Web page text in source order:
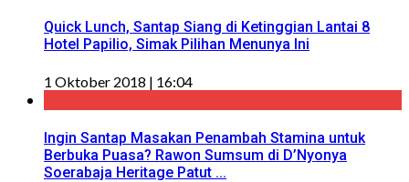
Quick Lunch, Santap Siang di Ketinggian Lantai 8
Hotel Papilio, Simak Pilihan Menunya Ini
1 Oktober 2018 | 16:04
Ingin Santap Masakan Penambah Stamina untuk
Berbuka Puasa? Rawon Sumsum di D’Nyonya
Soerabaja Heritage Patut ...